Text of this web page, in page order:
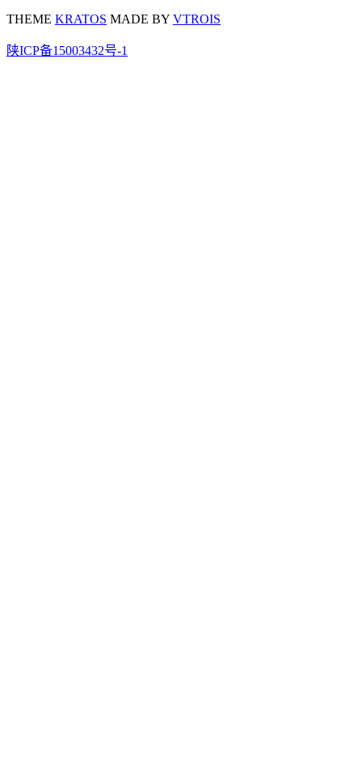
THEME KRATOS MADE BY VTROIS
陕ICP备15003432号-1